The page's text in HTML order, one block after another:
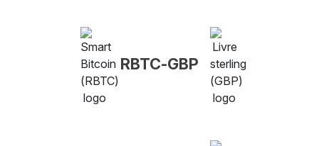
RBTC-GBP